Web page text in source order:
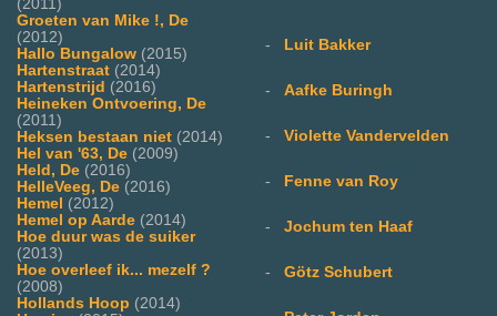
(2011)
Groeten van Mike !, De
(2012)
Hallo Bungalow (2015)
Hartenstraat (2014)
Hartenstrijd (2016)
Heineken Ontvoering, De
(2011)
Heksen bestaan niet (2014)
Hel van '63, De (2009)
Held, De (2016)
HelleVeeg, De (2016)
Hemel (2012)
Hemel op Aarde (2014)
Hoe duur was de suiker
(2013)
Hoe overleef ik... mezelf ?
(2008)
Hollands Hoop (2014)
- Luit Bakker
- Aafke Buringh
- Violette Vandervelden
- Fenne van Roy
- Jochum ten Haaf
- Götz Schubert